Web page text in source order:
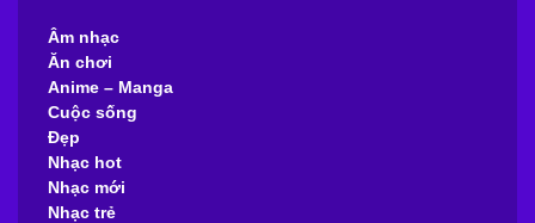
Âm nhạc
Ăn chơi
Anime – Manga
Cuộc sống
Đẹp
Nhạc hot
Nhạc mới
Nhạc trẻ